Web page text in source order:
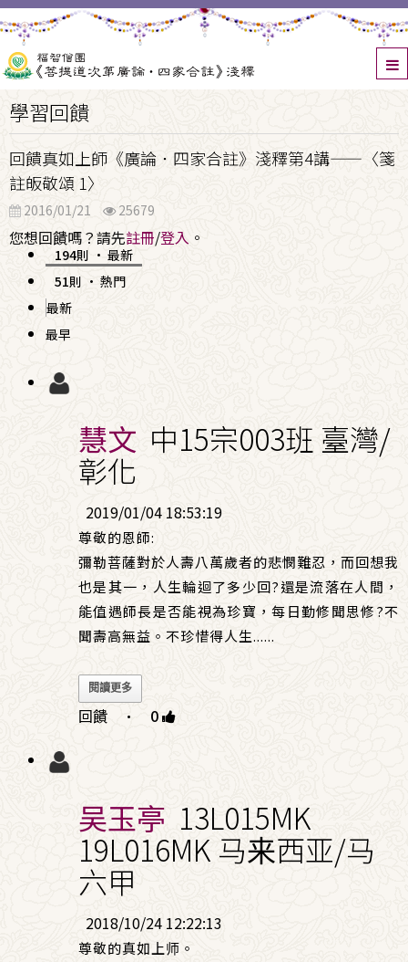
學習回饋
回饋真如上師《廣論．四家合註》淺釋第4講——〈箋
註皈敬頌 1〉
2016/01/21 25679
您想回饋嗎？請先註冊/登入 。
194則 · 最新
51則 · 熱門
最新
最早
慧文 中15宗003班 臺灣/
彰化
2019/01/04 18:53:19
尊敬的恩師:
彌勒菩薩對於人壽八萬歲者的悲憫難忍，而回想我
也是其一，人生輪迴了多少回?還是流落在人間，
能值遇師長是否能視為珍寶，每日勤修聞思修?不
聞壽高無益。不珍惜得人生......
閱讀更多
回饋 · 0
吴玉亭 13L015MK
19L016MK 马来西亚/马
六甲
2018/10/24 12:22:13
尊敬的真如上师。